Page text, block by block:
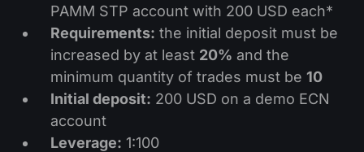
การเทรด CFD คืออะไร?
การเทรด ECN คืออะไร?
โบรกเกอร์ฟอเร็กซ์คืออะไร?
ติดต่อเราPAMM STP account with 200 USD each*
Requirements: the initial deposit must be
increased by at least 20% and the
minimum quantity of trades must be 10
Initial deposit: 200 USD on a demo ECN
account
Leverage: 1:100